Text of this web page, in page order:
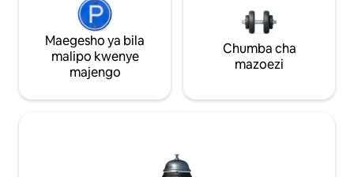
Maegesho ya bila
malipo kwenye
majengo
Chumba cha
mazoezi